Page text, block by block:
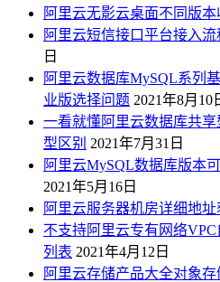
阿里云无影云桌面不同版
阿里云短信接口平台接入流
日
阿里云数据库MySQL系列
业版选择问题 2021年8月10
一看就懂阿里云数据库共
型区别 2021年7月31日
阿里云MySQL数据库版本
2021年5月16日
阿里云服务器机房详细地址
不支持阿里云专有网络
列表 2021年4月12日
阿里云存储产品大全对象